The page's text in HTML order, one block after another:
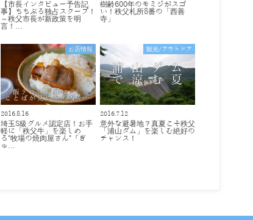
【市長インタビュー予告記
事】ちちぶる独占スクープ！
～秩父市長が新政策を明
言！…
樹齢600年のモミジがスゴ
い！秩父札所8番の「西善
寺」
お店情報
2016.8.16
埼玉S級グルメ認定店！お手
軽に「秩父牛」を楽しめ
る"牧場の焼肉屋さん"『ぎ
ゅ…
観光/アウトドア
2016.7.12
意外な避暑地？真夏こそ秩父
「浦山ダム」を楽しむ絶好の
チャンス！